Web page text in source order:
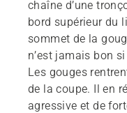
chaîne d’une
bord supérieur du
sommet de la
n’est jamais bon
Les gouges
de la coupe. Il en
agressive et de